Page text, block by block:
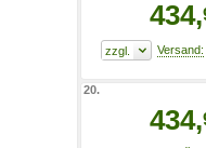
434,
20.
434,